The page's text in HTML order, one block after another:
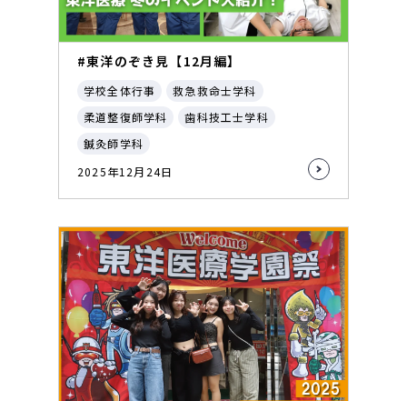
#東洋のぞき見【12月編】
学校全体行事
救急救命士学科
柔道整復師学科
歯科技工士学科
鍼灸師学科
2025年12月24日